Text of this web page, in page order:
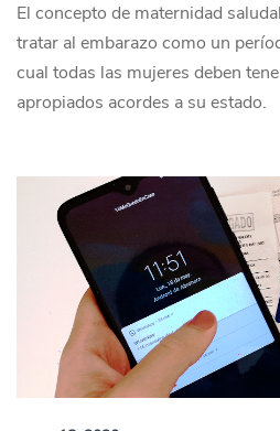
El concepto de maternidad
tratar al embarazo como un
cual todas las mujeres deben
apropiados acordes a su estado.